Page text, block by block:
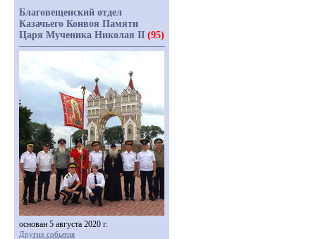
Благовещенский отдел
Казачьего Конвоя Памяти
Царя Мученика Николая II (95)
основан 5 августа 2020 г.
Другие события